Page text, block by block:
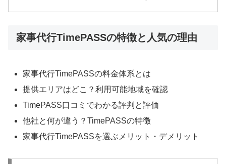
家事代行TimePASSの特徴と人気の理由
家事代行TimePASSの料金体系とは
提供エリアはどこ？利用可能地域を確認
TimePASS口コミでわかる評判と評価
他社と何が違う？TimePASSの特徴
家事代行TimePASSを選ぶメリット・デメリット